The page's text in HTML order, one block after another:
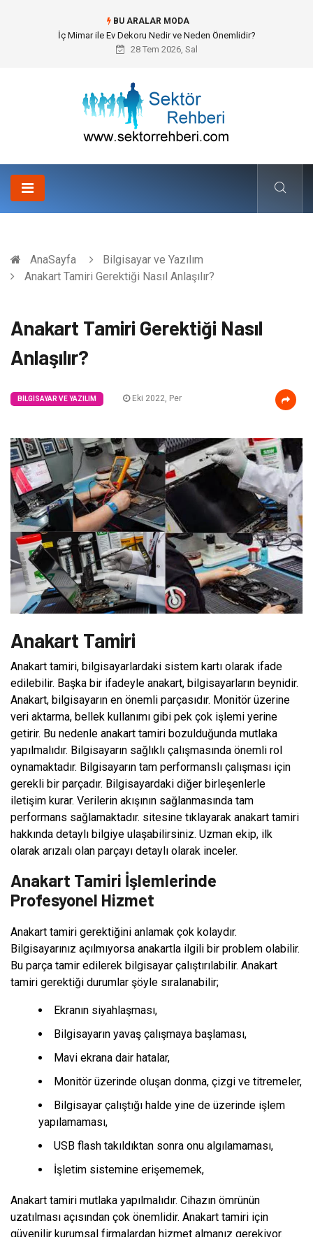
BU ARALAR MODA
Kuveyt Nakliye Süreçlerinde Stratejik Planlama ve Operasyonel Güven
28 Tem 2026, Sal
AnaSayfa
Bilgisayar ve Yazılım
Anakart Tamiri Gerektiği Nasıl Anlaşılır?
Anakart Tamiri Gerektiği Nasıl
Anlaşılır?
BILGISAYAR VE YAZILIM Eki 2022, Per
Anakart Tamiri
Anakart tamiri, bilgisayarlardaki sistem kartı olarak ifade
edilebilir. Başka bir ifadeyle anakart, bilgisayarların beynidir.
Anakart, bilgisayarın en önemli parçasıdır. Monitör üzerine
veri aktarma, bellek kullanımı gibi pek çok işlemi yerine
getirir. Bu nedenle anakart tamiri bozulduğunda mutlaka
yapılmalıdır. Bilgisayarın sağlıklı çalışmasında önemli rol
oynamaktadır. Bilgisayarın tam performanslı çalışması için
gerekli bir parçadır. Bilgisayardaki diğer birleşenlerle
iletişim kurar. Verilerin akışının sağlanmasında tam
performans sağlamaktadır. sitesine tıklayarak anakart tamiri
hakkında detaylı bilgiye ulaşabilirsiniz. Uzman ekip, ilk
olarak arızalı olan parçayı detaylı olarak inceler.
Anakart Tamiri İşlemlerinde
Profesyonel Hizmet
Anakart tamiri gerektiğini anlamak çok kolaydır.
Bilgisayarınız açılmıyorsa anakartla ilgili bir problem olabilir.
Bu parça tamir edilerek bilgisayar çalıştırılabilir. Anakart
tamiri gerektiği durumlar şöyle sıralanabilir;
Ekranın siyahlaşması,
Bilgisayarın yavaş çalışmaya başlaması,
Mavi ekrana dair hatalar,
Monitör üzerinde oluşan donma, çizgi ve titremeler,
Bilgisayar çalıştığı halde yine de üzerinde işlem
yapılamaması,
USB flash takıldıktan sonra onu algılamaması,
İşletim sistemine erişememek,
Anakart tamiri mutlaka yapılmalıdır. Cihazın ömrünün
uzatılması açısından çok önemlidir. Anakart tamiri için
güvenilir kurumsal firmalardan hizmet almanız gerekiyor.